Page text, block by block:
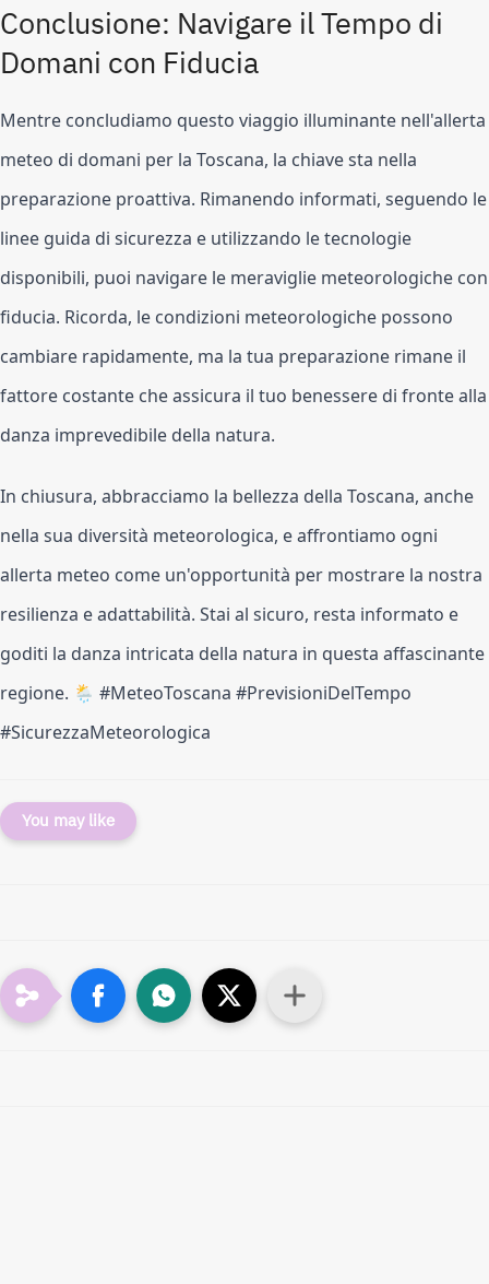
Conclusione: Navigare il Tempo di
Domani con Fiducia
Mentre concludiamo questo viaggio illuminante nell'allerta
meteo di domani per la Toscana, la chiave sta nella
preparazione proattiva. Rimanendo informati, seguendo le
linee guida di sicurezza e utilizzando le tecnologie
disponibili, puoi navigare le meraviglie meteorologiche con
fiducia. Ricorda, le condizioni meteorologiche possono
cambiare rapidamente, ma la tua preparazione rimane il
fattore costante che assicura il tuo benessere di fronte alla
danza imprevedibile della natura.
In chiusura, abbracciamo la bellezza della Toscana, anche
nella sua diversità meteorologica, e affrontiamo ogni
allerta meteo come un'opportunità per mostrare la nostra
resilienza e adattabilità. Stai al sicuro, resta informato e
goditi la danza intricata della natura in questa affascinante
regione. 🌦️ #MeteoToscana #PrevisioniDelTempo
#SicurezzaMeteorologica
You may like